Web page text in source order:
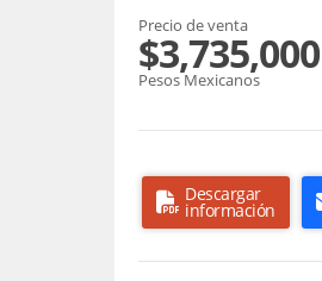
Precio de venta
$3,735,000
Pesos Mexicanos
Descargar
información